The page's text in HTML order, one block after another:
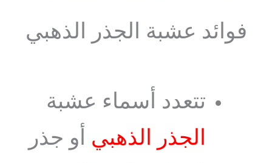
فوائد عشبة الجذر الذهبي
تتعدد أسماء عشبة
الجذر الذهبي أو جذر